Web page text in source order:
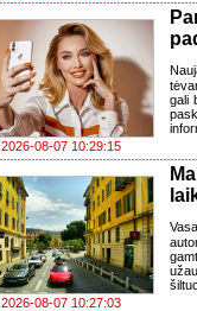
2026-08-07 10:29:15
gali
2026-08-07 10:27:03